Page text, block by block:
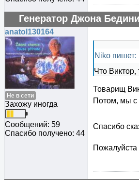
Генератор Джона
anatol130164
Не в сети
Захожу иногда
Сообщений: 59
Спасибо получено: 44
Niko пишет:
Что
Товарищ
Потом, мы с
Спасибо
Пожалуйста